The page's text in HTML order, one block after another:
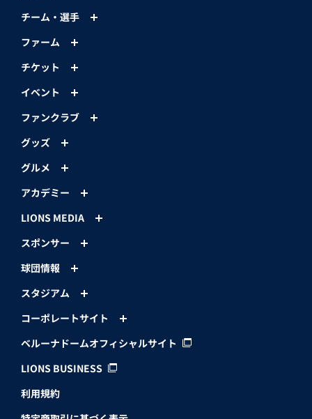
チーム・選手
ファーム
チケット
イベント
ファンクラブ
グッズ
グルメ
アカデミー
LIONS MEDIA
スポンサー
球団情報
スタジアム
コーポレートサイト
ベルーナドームオフィシャルサイト
LIONS BUSINESS
利用規約